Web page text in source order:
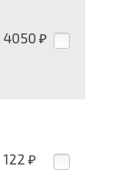
4050 ₽
122 ₽